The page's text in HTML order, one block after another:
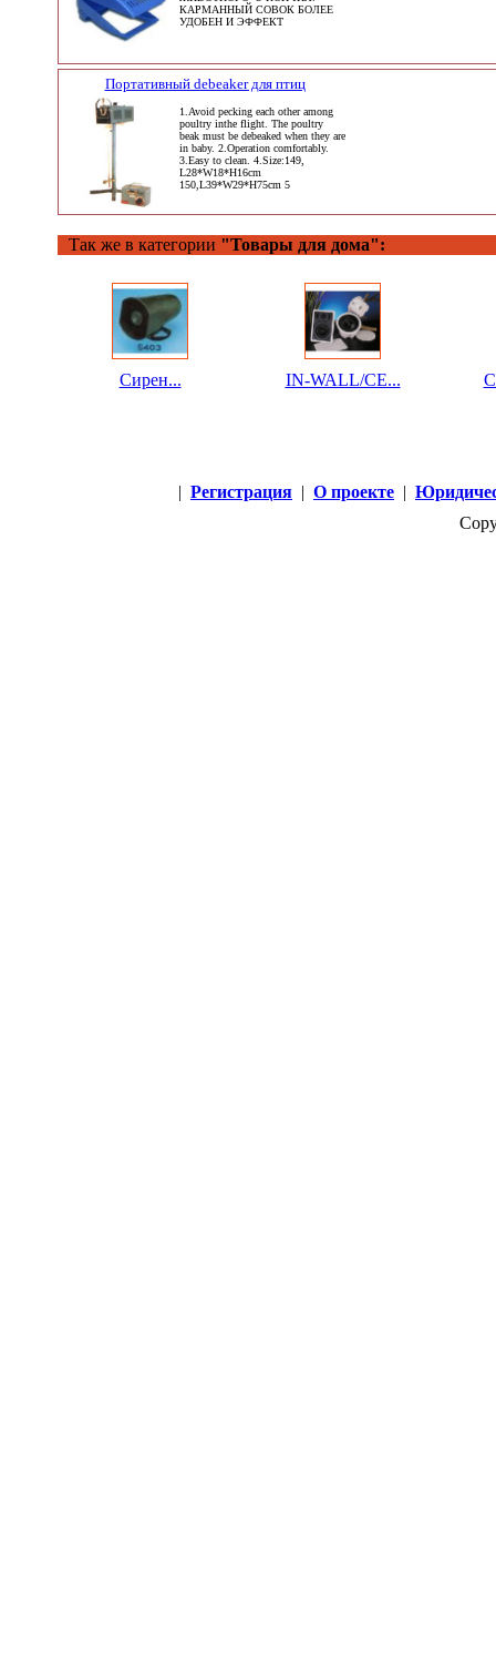
КАРМАННЫЙ СОВОК БОЛЕЕ
УДОБЕН И ЭФФЕКТ
Портативный debeaker для птиц
1.Avoid pecking each other among
poultry inthe flight. The poultry
beak must be debeaked when they are
in baby. 2.Operation comfortably.
3.Easy to clean. 4.Size:149,
L28*W18*H16cm
150,L39*W29*H75cm 5
Так же в категории "Товары для дома":
Сирен... IN-WALL/CE...
| Регистрация | О проекте |